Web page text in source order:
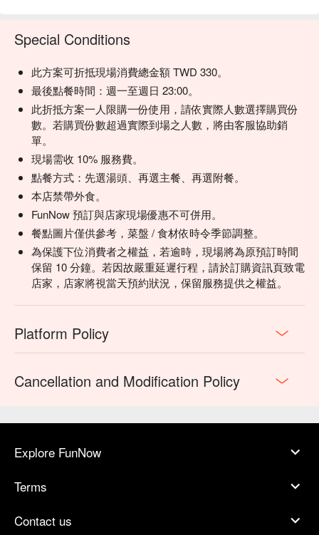
Special Conditions
此方案可折抵現場消費總金額 TWD 330。
最後點餐時間：週一至週日 23:00。
此折抵方案一人限購一份使用，請依實際人數選擇購買份
數。若購買份數超過實際到場之人數，將由客服協助銷
單。
現場需收 10% 服務費。
點餐方式：先選湯頭、再選主餐、再選附餐。
本店禁帶外食。
FunNow 預訂與店家現場優惠不可併用。
餐點圖片僅供參考，菜盤 / 食材依時令季節調整。
為保護下位消費者之權益，若逾時，現場將為原預訂時間
保留 10 分鐘。若因故嚴重延遲行程，請於訂購資訊頁致電
店家，店家將視當天預約狀況，保留服務提供之權益。
Platform Policy
Cancellation and Modification Policy
Explore FunNow
Terms
Contact us